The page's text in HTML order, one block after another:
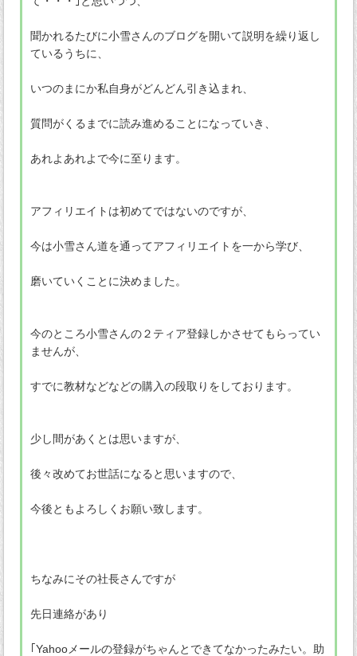
聞かれるたびに小雪さんのブログを開いて説明を繰り返し
ているうちに、
いつのまにか私自身がどんどん引き込まれ、
質問がくるまでに読み進めることになっていき、
あれよあれよで今に至ります。
アフィリエイトは初めてではないのですが、
今は小雪さん道を通ってアフィリエイトを一から学び、
磨いていくことに決めました。
今のところ小雪さんの２ティア登録しかさせてもらってい
ませんが、
すでに教材などなどの購入の段取りをしております。
少し間があくとは思いますが、
後々改めてお世話になると思いますので、
今後ともよろしくお願い致します。
ちなみにその社長さんですが
先日連絡があり
｢Yahooメールの登録がちゃんとできてなかったみたい。助